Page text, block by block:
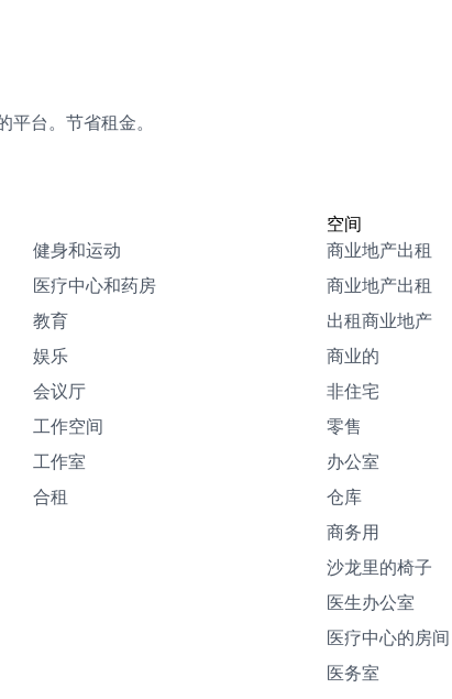
台。节省租金。
健身和运动
医疗中心和药房
教育
娱乐
会议厅
工作空间
工作室
合租
空间
商业地产出租
商业地产出租
出租商业地产
商业的
非住宅
零售
办公室
仓库
商务用
沙龙里的椅子
医生办公室
医疗中心的房间
医务室